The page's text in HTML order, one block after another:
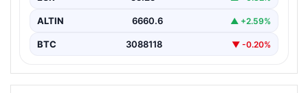
ALTIN 6660.6 ▲ +2.59%
BTC 3088118 ▼ -0.20%